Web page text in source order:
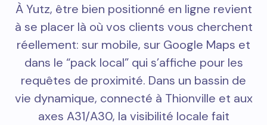
À Yutz, être bien positionné en ligne revient
à se placer là où vos clients vous cherchent
réellement: sur mobile, sur Google Maps et
dans le “pack local” qui s’affiche pour les
requêtes de proximité. Dans un bassin de
vie dynamique, connecté à Thionville et aux
axes A31/A30, la visibilité locale fait